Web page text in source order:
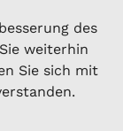
des
weiterhin
Sie sich mit
und